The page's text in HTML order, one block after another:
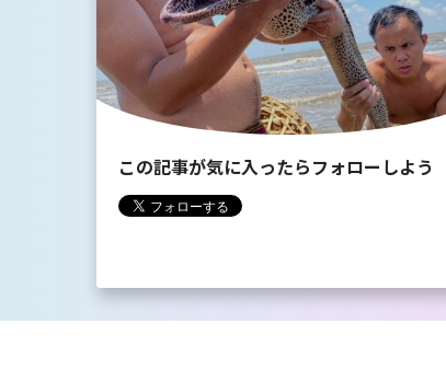
この記事が気に入ったらフォローしよう